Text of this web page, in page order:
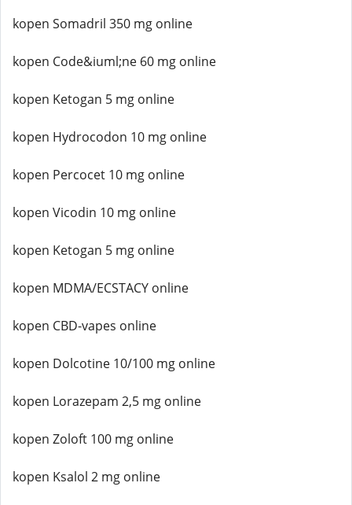
kopen Somadril 350 mg online
kopen Code&iuml;ne 60 mg online
kopen Ketogan 5 mg online
kopen Hydrocodon 10 mg online
kopen Percocet 10 mg online
kopen Vicodin 10 mg online
kopen Ketogan 5 mg online
kopen MDMA/ECSTACY online
kopen CBD-vapes online
kopen Dolcotine 10/100 mg online
kopen Lorazepam 2,5 mg online
kopen Zoloft 100 mg online
kopen Ksalol 2 mg online